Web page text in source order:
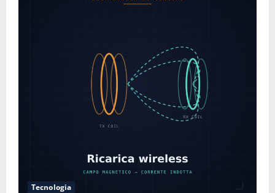
Tecnologia